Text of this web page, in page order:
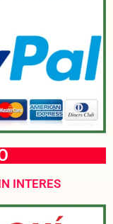
INTERES